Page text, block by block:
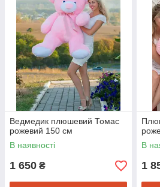
которые не слеживаются и не
добавить и невероятно легкий вес.
плюшевые медведи будет легко
место ребенку. Наша ценовая
производители, поэтому не
предлагаем купить свой товар
сотрудничество с нами выгодно как
и на постоянной основе. Большие
см — один из самых ходовых видов
определенных дат, они будут
Оформить заказ очень просто! По
обращайтесь к нашим менеджерам.
Ведмедик плюшевий Томас
рожевий 150 см
В наявності
1 650 ₴
В
1